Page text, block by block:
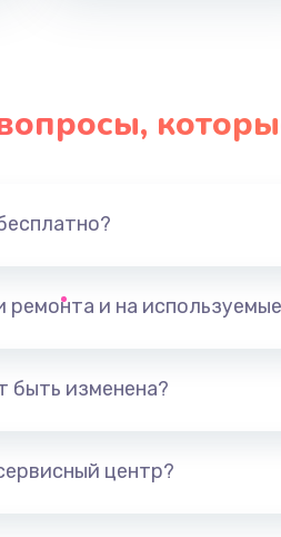
ремонта и на
быть изменена?
центр?